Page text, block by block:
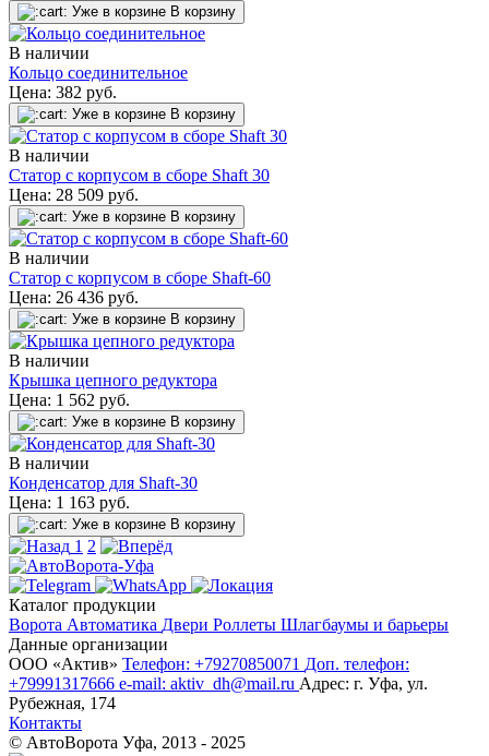
Уже в корзине В корзину
В наличии
Кольцо соединительное
Цена: 382 руб.
Уже в корзине В корзину
В наличии
Статор с корпусом в сборе Shaft 30
Цена: 28 509 руб.
Уже в корзине В корзину
В наличии
Статор с корпусом в cборе Shaft-60
Цена: 26 436 руб.
Уже в корзине В корзину
В наличии
Крышка цепного редуктора
Цена: 1 562 руб.
Уже в корзине В корзину
В наличии
Конденсатор для Shaft-30
Цена: 1 163 руб.
Уже в корзине В корзину
1 2
Каталог продукции
Ворота Автоматика Двери Роллеты Шлагбаумы и барьеры
Данные организации
ООО «‎Актив»‎ Телефон: +79270850071 Доп. телефон:
+79991317666 e-mail: aktiv_dh@mail.ru Адрес: г. Уфа, ул.
Рубежная, 174
Контакты
© АвтоВорота Уфа, 2013 - 2025